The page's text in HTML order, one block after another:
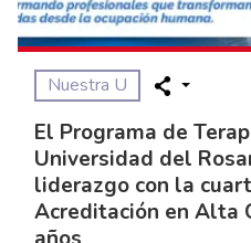
Nuestra U
El Programa de
Universidad del
liderazgo con la
Acreditación en Alta